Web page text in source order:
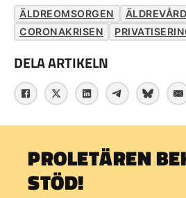
ÄLDREOMSORGEN
CORONAKRISEN
DELA ARTIKELN
PROLETÄREN
STÖD!